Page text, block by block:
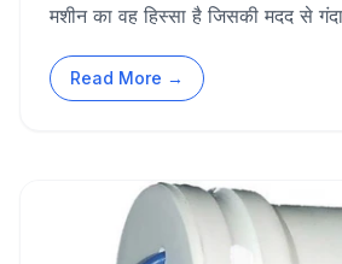
मशीन का वह हिस्सा है जिसकी मदद से
Read More →